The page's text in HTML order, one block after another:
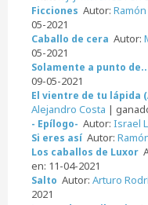
Ficciones Autor:
05-2021
Caballo de cera Autor:
05-2021
Solamente a punto
09-05-2021
El vientre de tu lápida
Alejandro Costa |
- Epílogo- Autor: Israel
Si eres asíAutor:
Los caballos de Luxor
en: 11-04-2021
Salto Autor: Arturo
2021